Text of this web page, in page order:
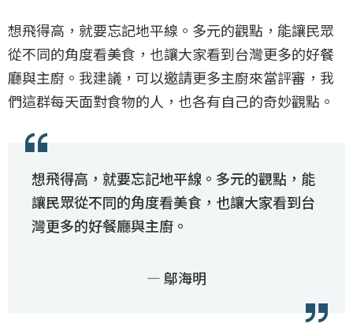
想飛得高，就要忘記地平線。多元的觀點，能讓民眾
從不同的角度看美食，也讓大家看到台灣更多的好餐
廳與主廚。我建議，可以邀請更多主廚來當評審，我
們這群每天面對食物的人，也各有自己的奇妙觀點。
想飛得高，就要忘記地平線。多元的觀點，能
讓民眾從不同的角度看美食，也讓大家看到台
灣更多的好餐廳與主廚。
— 鄔海明